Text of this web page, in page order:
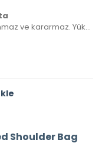
Ürün aksesuarları ithaldir, yıllarca paslanmaz ve kararmaz. Yüksek kalite roys deriden üretilmiştir, tüm metal aksamlarında Saint Laurent yazısı mevcuttur. Kutulu, toz torbalı ve sertifikalı olarak gönderilecektir.
Shoulder Bag